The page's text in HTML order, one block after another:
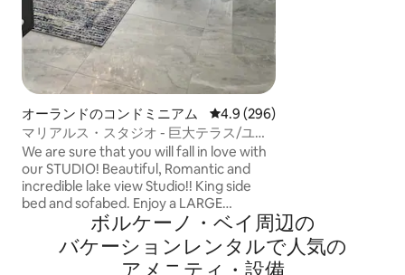
オーランドのコンドミニアム レビュー296件、5つ星中4.9つ
4.9 (296)
マリアルス・スタジオ - 巨大テラス/ユニ
バーサルエリア。
We are sure that you will fall in love with
our STUDIO! Beautiful, Romantic and
incredible lake view Studio!! King side
bed and sofabed. Enjoy a LARGE
PRIVATE TERRACE. Enjoy the jacuzzi
bathtub. Our Studio is located one block
from the famous International Dr. In
ボルケーノ・ベイ⁠周⁠辺⁠の
バ⁠ケ⁠ー⁠シ⁠ョ⁠ン⁠レ⁠ン⁠タ⁠ル⁠で人⁠気⁠の